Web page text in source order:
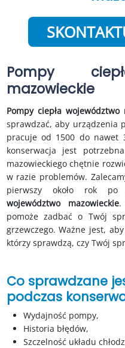
Pompy
mazowieckie
Pompy ciepła województwo
sprawdzać, aby urządzenia
pracuje od 1500 do nawet
konserwacja jest
mazowieckiego chętnie
w razie problemów.
pierwszy około rok po
województwo mazowieckie.
pomoże zadbać o Twój
grzewczego. Ważne jest,
którzy sprawdzą, czy Twój
Co sprawdzane
podczas
Wydajność pompy,
Historia błędów,
Szczelność układu